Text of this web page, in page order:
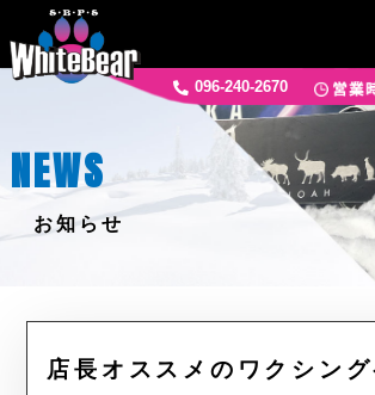
096-240-2670
NEWS
お知らせ
店長オススメのワクシン